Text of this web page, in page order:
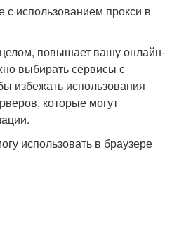
с использованием прокси в
повышает вашу онлайн-
выбирать сервисы с
избежать использования
которые могут
использовать в браузере